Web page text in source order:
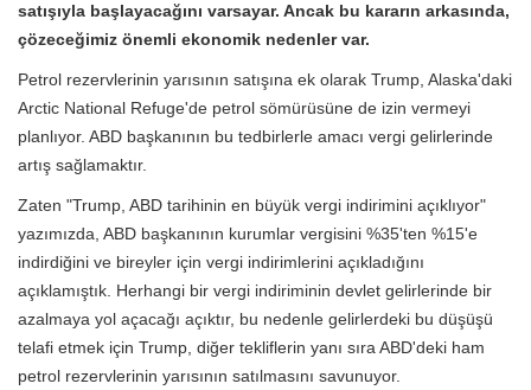
satışıyla başlayacağını varsayar. Ancak bu kararın arkasında,
çözeceğimiz önemli ekonomik nedenler var.
Petrol rezervlerinin yarısının satışına ek olarak Trump, Alaska'daki
Arctic National Refuge'de petrol sömürüsüne de izin vermeyi
planlıyor. ABD başkanının bu tedbirlerle amacı vergi gelirlerinde
artış sağlamaktır.
Zaten "Trump, ABD tarihinin en büyük vergi indirimini açıklıyor"
yazımızda, ABD başkanının kurumlar vergisini %35'ten %15'e
indirdiğini ve bireyler için vergi indirimlerini açıkladığını
açıklamıştık. Herhangi bir vergi indiriminin devlet gelirlerinde bir
azalmaya yol açacağı açıktır, bu nedenle gelirlerdeki bu düşüşü
telafi etmek için Trump, diğer tekliflerin yanı sıra ABD'deki ham
petrol rezervlerinin yarısının satılmasını savunuyor.